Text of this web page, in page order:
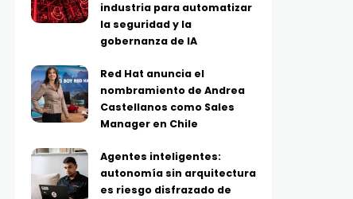
industria para automatizar
la seguridad y la
gobernanza de IA
Red Hat anuncia el
nombramiento de Andrea
Castellanos como Sales
Manager en Chile
Agentes inteligentes:
autonomía sin arquitectura
es riesgo disfrazado de